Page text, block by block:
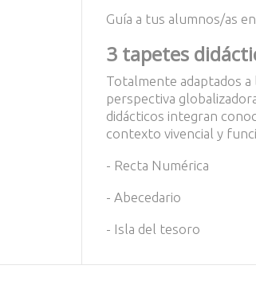
Guía a tus alumnos/as
3 tapetes
Totalmente adaptados
perspectiva
didácticos integran
contexto vivencial y
- Recta Numérica
- Abecedario
- Isla del tesoro